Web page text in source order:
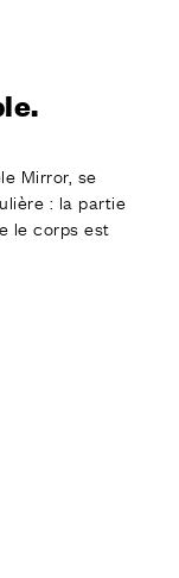
Mirror, se
: la partie
le corps est